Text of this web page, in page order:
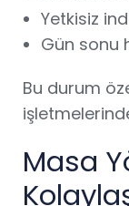
Yetkisiz
Gün sonu
Bu durum
Masa